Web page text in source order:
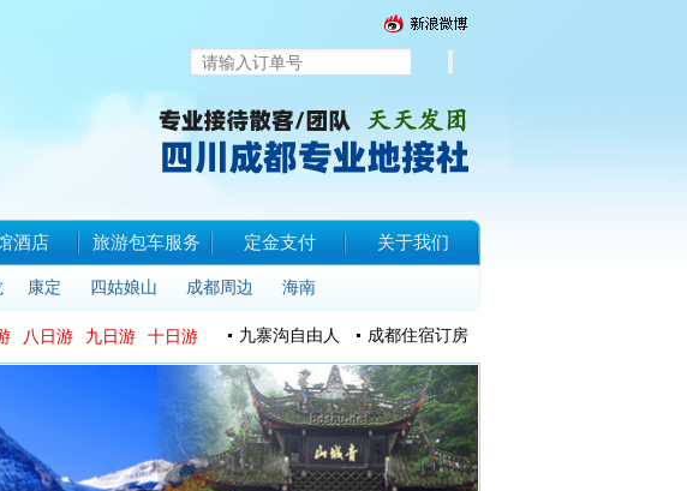
酒店 旅游包车服务 定金支付 关于我们
康定 四姑娘山 成都周边 海南
八日游 九日游 十日游 九寨沟自由人 成都住宿订房